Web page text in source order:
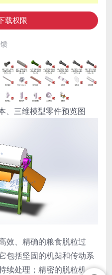
载权限
、三维模型零件预览图
效、精确的粮食脱粒过
包括坚固的机架和传动系
续处理；精密的脱粒机